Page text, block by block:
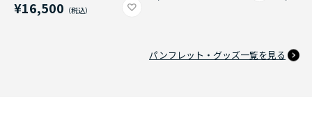
¥16,500
パンフレット・グッズ一覧を見る